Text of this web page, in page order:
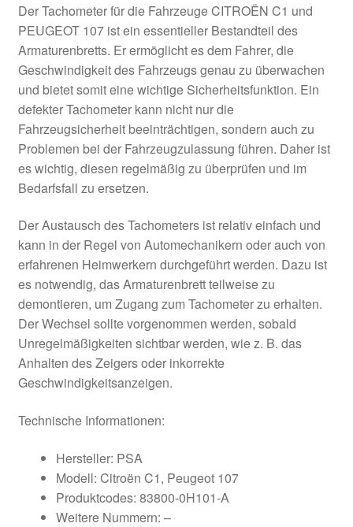
Der Tachometer für die Fahrzeuge CITROËN C1 und
PEUGEOT 107 ist ein essentieller Bestandteil des
Armaturenbretts. Er ermöglicht es dem Fahrer, die
Geschwindigkeit des Fahrzeugs genau zu überwachen
und bietet somit eine wichtige Sicherheitsfunktion. Ein
defekter Tachometer kann nicht nur die
Fahrzeugsicherheit beeinträchtigen, sondern auch zu
Problemen bei der Fahrzeugzulassung führen. Daher ist
es wichtig, diesen regelmäßig zu überprüfen und im
Bedarfsfall zu ersetzen.
Der Austausch des Tachometers ist relativ einfach und
kann in der Regel von Automechanikern oder auch von
erfahrenen Heimwerkern durchgeführt werden. Dazu ist
es notwendig, das Armaturenbrett teilweise zu
demontieren, um Zugang zum Tachometer zu erhalten.
Der Wechsel sollte vorgenommen werden, sobald
Unregelmäßigkeiten sichtbar werden, wie z. B. das
Anhalten des Zeigers oder inkorrekte
Geschwindigkeitsanzeigen.
Technische Informationen:
Hersteller: PSA
Modell: Citroën C1, Peugeot 107
Produktcodes: 83800-0H101-A
Weitere Nummern: –